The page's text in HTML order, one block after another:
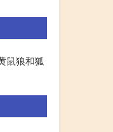
鼠狼和狐